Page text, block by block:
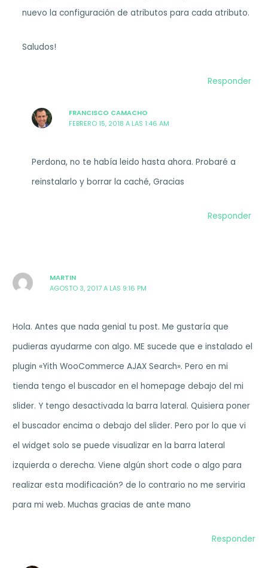
nuevo la configuración de atributos para cada atributo.
Saludos!
Responder
FRANCISCO CAMACHO
FEBRERO 15, 2018 A LAS 1:46 AM
Perdona, no te había leido hasta ahora. Probaré a
reinstalarlo y borrar la caché, Gracias
Responder
MARTIN
AGOSTO 3, 2017 A LAS 9:16 PM
Hola. Antes que nada genial tu post. Me gustaría que
pudieras ayudarme con algo. ME sucede que e instalado el
plugin «Yith WooCommerce AJAX Search». Pero en mi
tienda tengo el buscador en el homepage debajo del mi
slider. Y tengo desactivada la barra lateral. Quisiera poner
el buscador encima o debajo del slider. Pero por lo que vi
el widget solo se puede visualizar en la barra lateral
izquierda o derecha. Viene algún short code o algo para
realizar esta modificación? de lo contrario no me serviria
para mi web. Muchas gracias de ante mano
Responder